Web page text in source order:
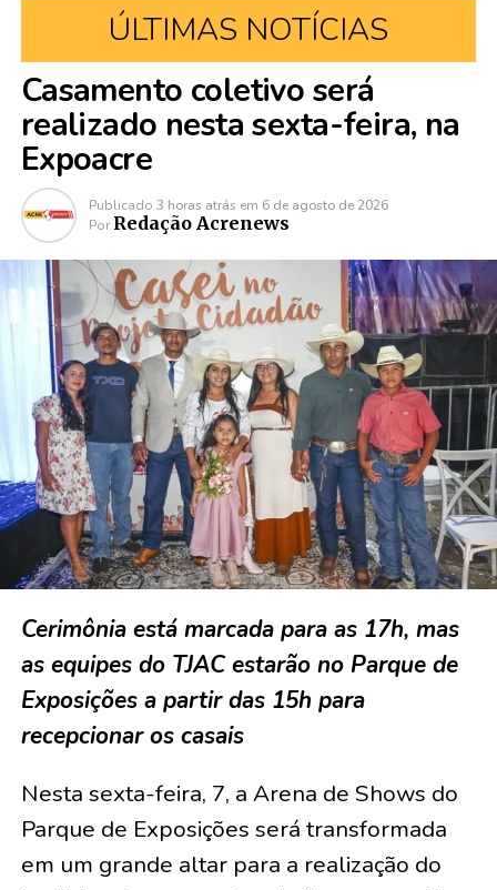
ÚLTIMAS NOTÍCIAS
Casamento coletivo será
realizado nesta sexta-feira, na
Expoacre
Publicado 3 horas atrás em 6 de agosto de 2026
Por Redação Acrenews
Cerimônia está marcada para as 17h, mas
as equipes do TJAC estarão no Parque de
Exposições a partir das 15h para
recepcionar os casais
Nesta sexta-feira, 7, a Arena de Shows do
Parque de Exposições será transformada
em um grande altar para a realização do